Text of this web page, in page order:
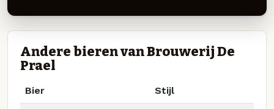
Andere bieren van Brouwerij De
Prael
Bier Stijl